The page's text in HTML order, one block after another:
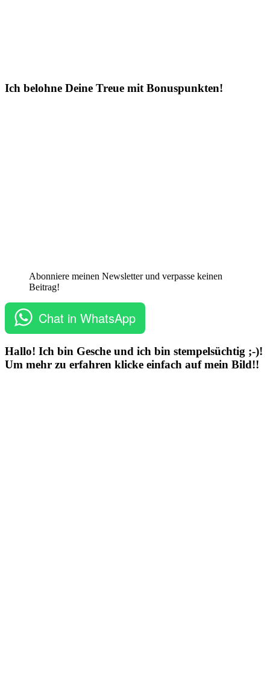
Ich belohne Deine Treue mit Bonuspunkten!
Abonniere meinen Newsletter und verpasse keinen
Beitrag!
Chat in WhatsApp
Hallo! Ich bin Gesche und ich bin stempelsüchtig ;-)!
Um mehr zu erfahren klicke einfach auf mein Bild!!